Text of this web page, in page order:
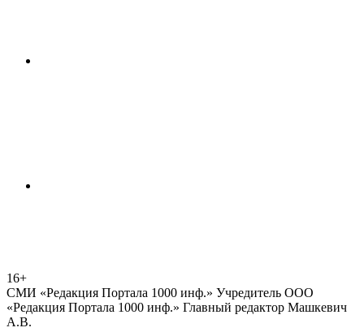
16+
СМИ «Редакция Портала 1000 инф.» Учредитель ООО
«Редакция Портала 1000 инф.» Главный редактор Машкевич
А.В.